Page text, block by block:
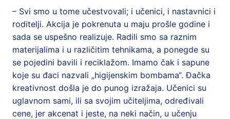
– Svi smo u tome učestvovali; i učenici, i nastavnici i
roditelji. Akcija je pokrenuta u maju prošle godine i
sada se uspešno realizuje. Radili smo sa raznim
materijalima i u različitim tehnikama, a ponegde su
se pojedini bavili i reciklažom. Imamo čak i sapune
koje su đaci nazvali „higijenskim bombama“. Đačka
kreativnost došla je do punog izražaja. Učenici su
uglavnom sami, ili sa svojim učiteljima, određivali
cene, jer akcenat i jeste, na neki način, u učenju